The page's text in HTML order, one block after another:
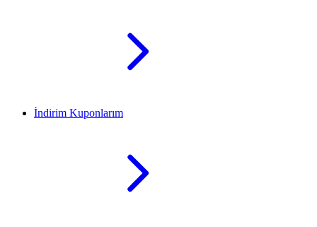
İndirim Kuponlarım